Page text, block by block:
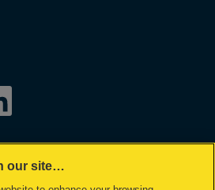
our site…